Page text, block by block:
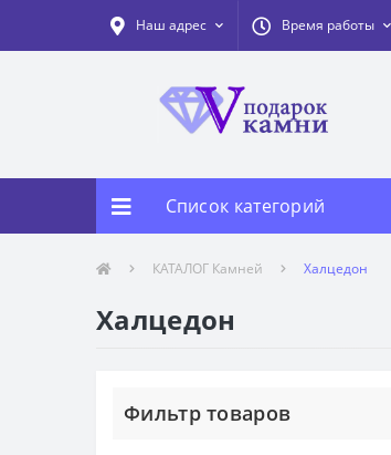
Наш адрес Время работы
Список категорий
КАТАЛОГ Камней Халцедон
Халцедон
Фильтр товаров